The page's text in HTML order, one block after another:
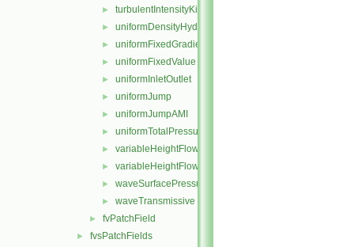
► turbulentIntensityKineticEnergyInlet
► uniformDensityHydrostaticPressure
► uniformFixedGradient
► uniformFixedValue
► uniformInletOutlet
► uniformJump
► uniformJumpAMI
► uniformTotalPressure
► variableHeightFlowRate
► variableHeightFlowRateInletVelocity
► waveSurfacePressure
► waveTransmissive
► fvPatchField
► fvsPatchFields